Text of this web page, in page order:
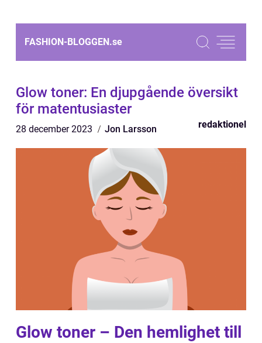
FASHION-BLOGGEN.se
Glow toner: En djupgående översikt
för matentusiaster
28 december 2023 Jon Larsson redaktionel
Glow toner – Den hemlighet till